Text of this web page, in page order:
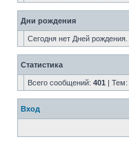
Дни рождения
Сегодня нет Дней рождения.
Статистика
Всего сообщений: 401 | Тем:
Вход